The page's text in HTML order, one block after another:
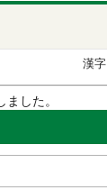
漢字
した。